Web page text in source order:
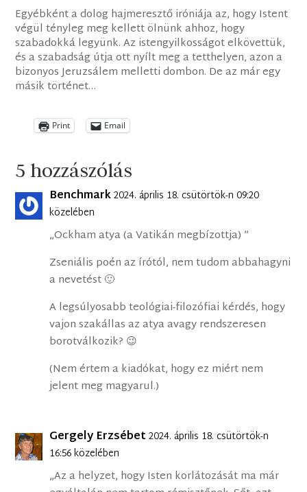
Egyébként a dolog hajmeresztő iróniája az, hogy Istent
végül tényleg meg kellett ölnünk ahhoz, hogy
szabadokká legyünk. Az istengyilkosságot elkövettük,
és a szabadság útja ott nyílt meg a tetthelyen, azon a
bizonyos Jeruzsálem melletti dombon. De az már egy
másik történet…
Print Email
5 hozzászólás
Benchmark2024. április 18. csütörtök-n 09:20
közelében
„Ockham atya (a Vatikán megbízottja) ”
Zseniális poén az írótól, nem tudom abbahagyni
a nevetést 🙂
A legsúlyosabb teológiai-filozófiai kérdés, hogy
vajon szakállas az atya avagy rendszeresen
borotválkozik? 😉
(Nem értem a kiadókat, hogy ez miért nem
jelent meg magyarul.)
Gergely Erzsébet2024. április 18. csütörtök-n
16:56 közelében
„Az a helyzet, hogy Isten korlátozását ma már